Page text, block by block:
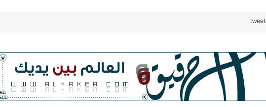
tweet